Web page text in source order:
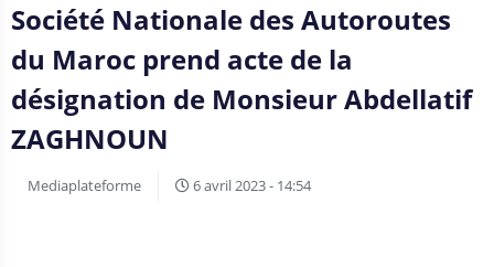
Société Nationale des Autoroutes
du Maroc prend acte de la
désignation de Monsieur Abdellatif
ZAGHNOUN
Mediaplateforme 6 avril 2023 - 14:54